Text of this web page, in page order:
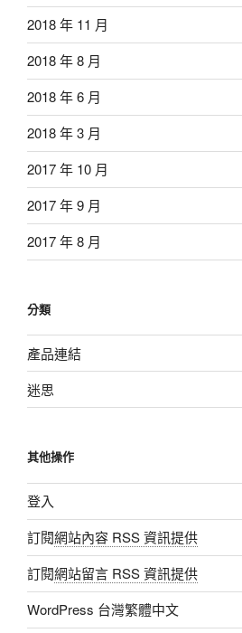
2018 年 11 月
2018 年 8 月
2018 年 6 月
2018 年 3 月
2017 年 10 月
2017 年 9 月
2017 年 8 月
分類
產品連結
迷思
其他操作
登入
訂閱網站內容 RSS 資訊提供
訂閱網站留言 RSS 資訊提供
WordPress 台灣繁體中文